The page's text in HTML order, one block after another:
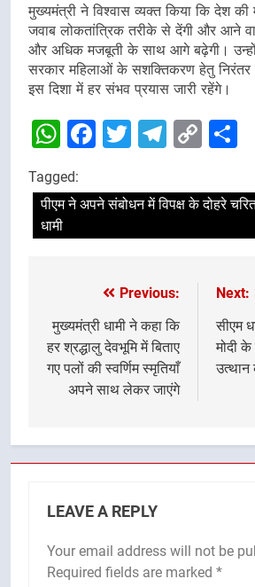
मुख्यमंत्री ने विश्वास व्यक्त किया कि देश की
जवाब लोकतांत्रिक तरीके से देंगी और आने
और अधिक मजबूती के साथ आगे बढ़ेगी।
सरकार महिलाओं के सशक्तिकरण हेतु निरंतर
इस दिशा में हर संभव प्रयास जारी रहेंगे।
WhatsApp
Facebook
TwitterCopy
Tagged:
पीएम ने अपने संबोधन में विपक्ष के दोहरे
धामी
navigation
Previous:
मुख्यमंत्री धामी ने कहा कि
हर श्रद्धालु देवभूमि में बिताए
गए पलों की स्वर्णिम स्मृतियाँ
अपने साथ लेकर जाएंगे
Next:
सीएम
मोदी
LEAVE A REPLY
Your email address will not be
Required fields are marked *